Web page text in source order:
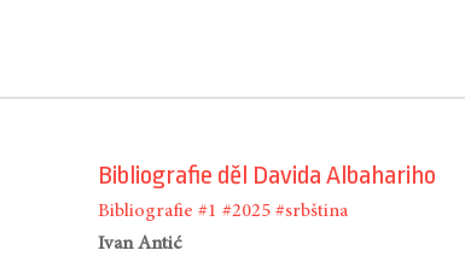
Bibliografie děl Davida Albahariho
Bibliografie #1 #2025 #srbština
Ivan Antić